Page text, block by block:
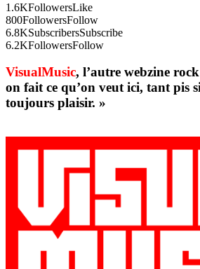
1.6KFollowersLike
800FollowersFollow
6.8KSubscribersSubscribe
6.2KFollowersFollow
VisualMusic, l’autre webzine
on fait ce qu’on veut ici, tant pis
toujours plaisir. »